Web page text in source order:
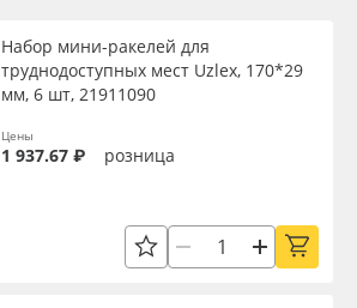
Набор мини-ракелей для
труднодоступных мест Uzlex, 170*29
мм, 6 шт, 21911090
Цены
1 937.67 ₽ розница